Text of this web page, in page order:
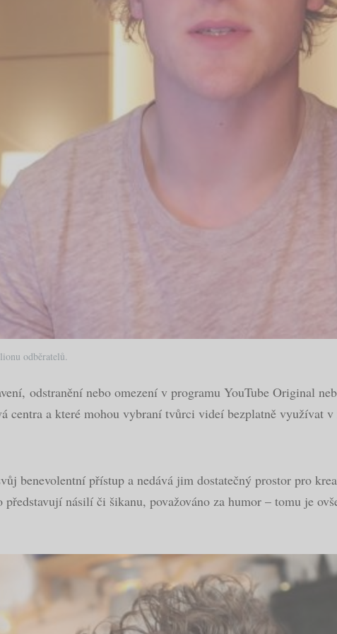
odběratelů.
odstranění nebo omezení v programu YouTube Original
centra a které mohou vybraní tvůrci videí bezplatně využívat v
benevolentní přístup a nedává jim dostatečný prostor pro
násilí či šikanu, považováno za humor – tomu je